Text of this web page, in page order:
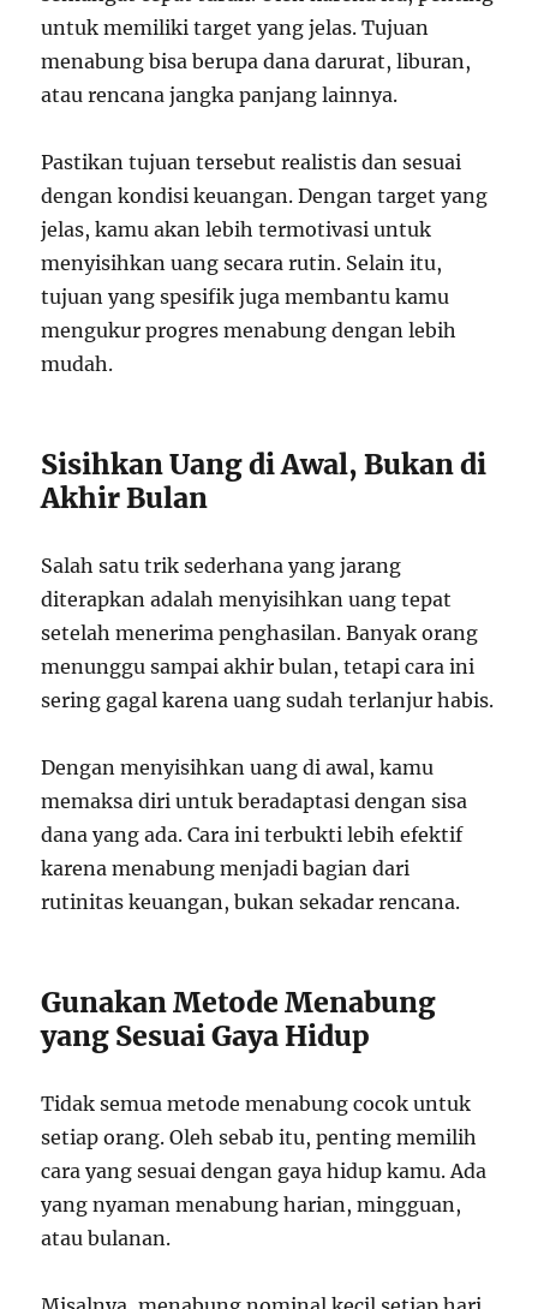
untuk memiliki target yang jelas. Tujuan
menabung bisa berupa dana darurat, liburan,
atau rencana jangka panjang lainnya.
Pastikan tujuan tersebut realistis dan sesuai
dengan kondisi keuangan. Dengan target yang
jelas, kamu akan lebih termotivasi untuk
menyisihkan uang secara rutin. Selain itu,
tujuan yang spesifik juga membantu kamu
mengukur progres menabung dengan lebih
mudah.
Sisihkan Uang di Awal, Bukan di
Akhir Bulan
Salah satu trik sederhana yang jarang
diterapkan adalah menyisihkan uang tepat
setelah menerima penghasilan. Banyak orang
menunggu sampai akhir bulan, tetapi cara ini
sering gagal karena uang sudah terlanjur habis.
Dengan menyisihkan uang di awal, kamu
memaksa diri untuk beradaptasi dengan sisa
dana yang ada. Cara ini terbukti lebih efektif
karena menabung menjadi bagian dari
rutinitas keuangan, bukan sekadar rencana.
Gunakan Metode Menabung
yang Sesuai Gaya Hidup
Tidak semua metode menabung cocok untuk
setiap orang. Oleh sebab itu, penting memilih
cara yang sesuai dengan gaya hidup kamu. Ada
yang nyaman menabung harian, mingguan,
atau bulanan.